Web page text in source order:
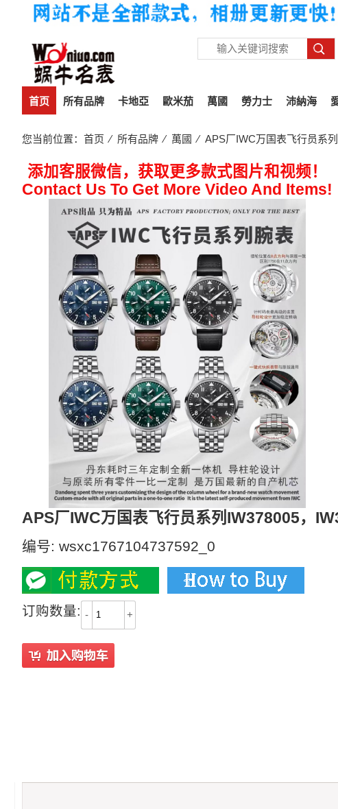
首页 所有品牌 卡地亞 歐米茄 萬國 勞力士 沛納海
您当前位置： 首页 ⁄ 所有品牌 ⁄ 萬國 ⁄ APS厂IWC万国表飞行员系
添加客服微信，获取更多款式图片和视频！
Contact Us To Get More Video And Items!
APS厂IWC万国表飞行员系列IW378005，
编号: wsxc1767104737592_0
订购数量: - +